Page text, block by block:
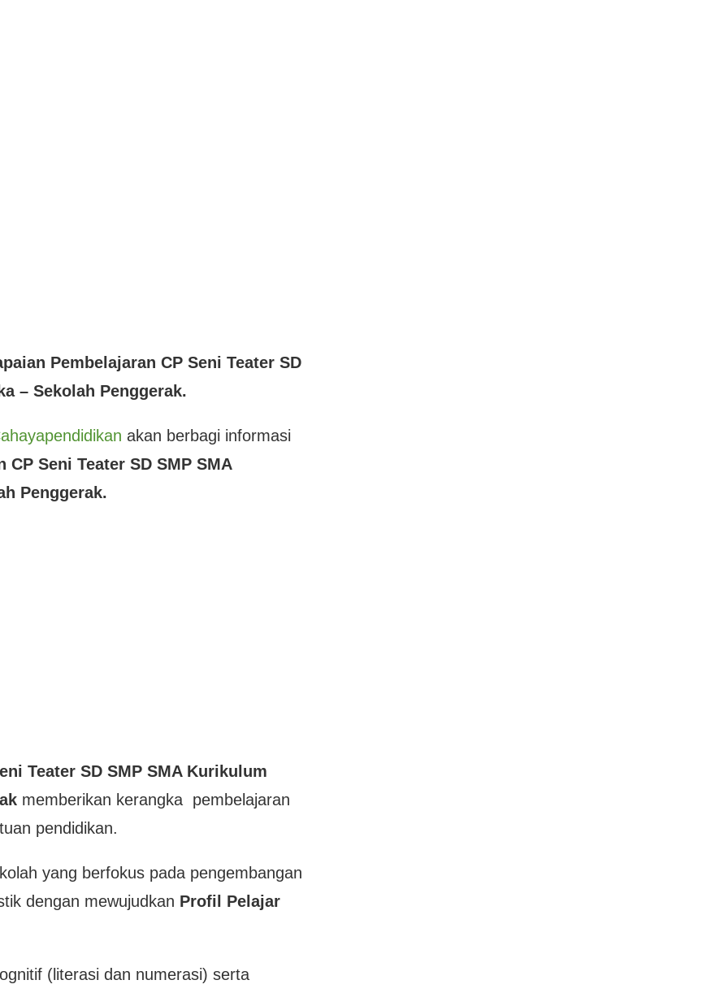
Pembelajaran CP Seni Teater SD
– Sekolah Penggerak.
akan berbagi informasi
CP Seni Teater SD SMP SMA
Penggerak.
Teater SD SMP SMA Kurikulum
memberikan kerangka pembelajaran
pendidikan.
yang berfokus pada pengembangan
dengan mewujudkan Profil Pelajar
(literasi dan numerasi) serta